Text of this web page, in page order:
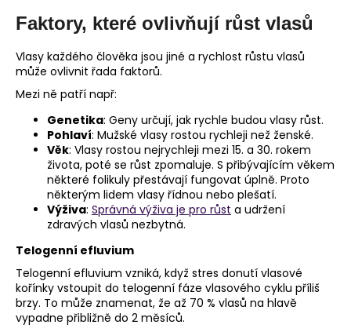
Faktory, které ovlivňují růst vlasů
Vlasy každého člověka jsou jiné a rychlost růstu vlasů
může ovlivnit řada faktorů.
Mezi ně patří např:
Genetika: Geny určují, jak rychle budou vlasy růst.
Pohlaví: Mužské vlasy rostou rychleji než ženské.
Věk: Vlasy rostou nejrychleji mezi 15. a 30. rokem
života, poté se růst zpomaluje. S přibývajícím věkem
některé folikuly přestávají fungovat úplně. Proto
některým lidem vlasy řídnou nebo plešatí.
Výživa: Správná výživa je pro růst a udržení
zdravých vlasů nezbytná.
Telogenní efluvium
Telogenní efluvium vzniká, když stres donutí vlasové
kořínky vstoupit do telogenní fáze vlasového cyklu příliš
brzy. To může znamenat, že až 70 % vlasů na hlavě
vypadne přibližně do 2 měsíců.